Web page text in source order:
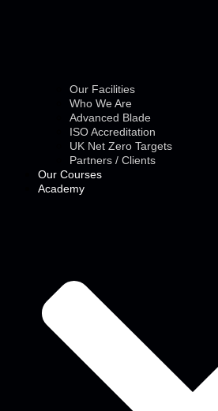
Our Facilities
Who We Are
Advanced Blade
ISO Accreditation
UK Net Zero Targets
Partners / Clients
Our Courses
Academy